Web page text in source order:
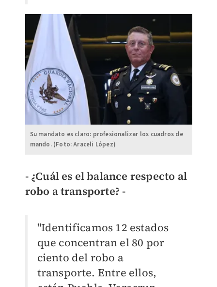
Su mandato es claro: profesionalizar los cuadros de
mando. (Foto: Araceli López)
- ¿Cuál es el balance respecto al
robo a transporte? -
"Identificamos 12 estados
que concentran el 80 por
ciento del robo a
transporte. Entre ellos,